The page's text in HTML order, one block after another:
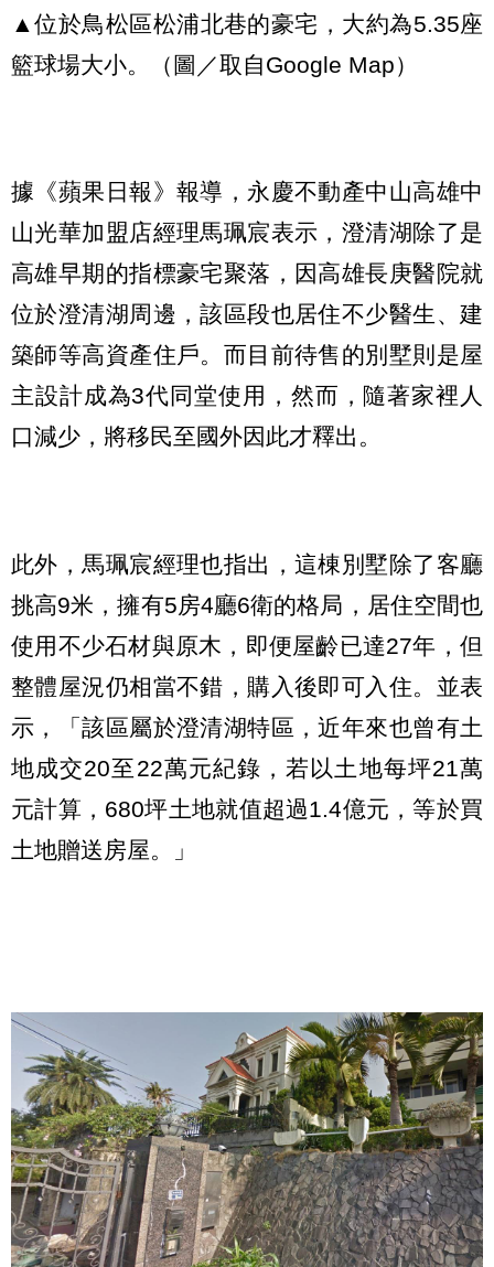
▲位於鳥松區松浦北巷的豪宅，大約為5.35座
籃球場大小。（圖／取自Google Map）
據《蘋果日報》報導，永慶不動產中山高雄中
山光華加盟店經理馬珮宸表示，澄清湖除了是
高雄早期的指標豪宅聚落，因高雄長庚醫院就
位於澄清湖周邊，該區段也居住不少醫生、建
築師等高資產住戶。而目前待售的別墅則是屋
主設計成為3代同堂使用，然而，隨著家裡人
口減少，將移民至國外因此才釋出。
此外，馬珮宸經理也指出，這棟別墅除了客廳
挑高9米，擁有5房4廳6衛的格局，居住空間也
使用不少石材與原木，即便屋齡已達27年，但
整體屋況仍相當不錯，購入後即可入住。並表
示，「該區屬於澄清湖特區，近年來也曾有土
地成交20至22萬元紀錄，若以土地每坪21萬
元計算，680坪土地就值超過1.4億元，等於買
土地贈送房屋。」